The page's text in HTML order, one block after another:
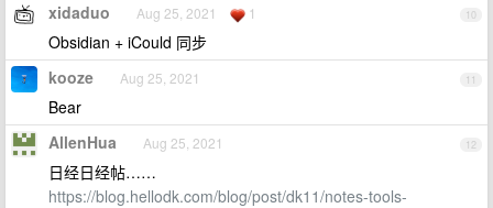
10
xidaduo Aug 25, 2021 1
Obsidian + iCould 同步
11
kooze Aug 25, 2021
Bear
12
AllenHua Aug 25, 2021
日经日经帖……
https://blog.hellodk.com/blog/post/dk11/notes-tools-